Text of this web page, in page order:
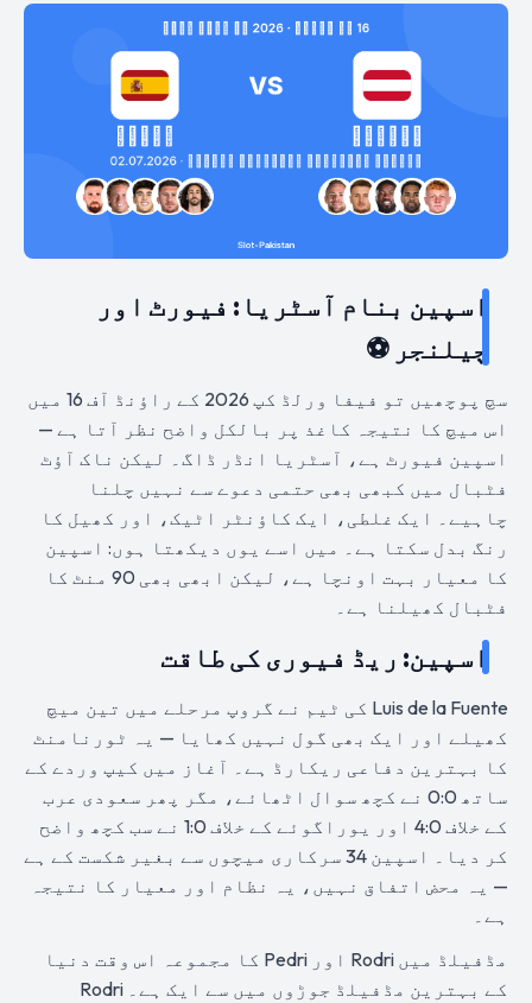
اسپین بنام آسٹریا: فیورٹ اور
چیلنجر ⚽
سچ پوچھیں تو فیفا ورلڈ کپ 2026 کے راؤنڈ آف 16 میں
اس میچ کا نتیجہ کاغذ پر بالکل واضح نظر آتا ہے —
اسپین فیورٹ ہے، آسٹریا انڈر ڈاگ۔ لیکن ناک آؤٹ
فٹبال میں کبھی بھی حتمی دعوے سے نہیں چلنا
چاہیے۔ ایک غلطی، ایک کاؤنٹر اٹیک، اور کھیل کا
رنگ بدل سکتا ہے۔ میں اسے یوں دیکھتا ہوں: اسپین
کا معیار بہت اونچا ہے، لیکن ابھی بھی 90 منٹ کا
فٹبال کھیلنا ہے۔
اسپین: ریڈ فیوری کی طاقت
Luis de la Fuente کی ٹیم نے گروپ مرحلے میں تین میچ
کھیلے اور ایک بھی گول نہیں کھایا — یہ ٹورنامنٹ
کا بہترین دفاعی ریکارڈ ہے۔ آغاز میں کیپ وردے کے
ساتھ 0:0 نے کچھ سوال اٹھائے، مگر پھر سعودی عرب
کے خلاف 4:0 اور یوراگوئے کے خلاف 1:0 نے سب کچھ واضح
کر دیا۔ اسپین 34 سرکاری میچوں سے بغیر شکست کے ہے
— یہ محض اتفاق نہیں، یہ نظام اور معیار کا نتیجہ
ہے۔
مڈفیلڈ میں Rodri اور Pedri کا مجموعہ اس وقت دنیا
کے بہترین مڈفیلڈ جوڑوں میں سے ایک ہے۔ Rodri